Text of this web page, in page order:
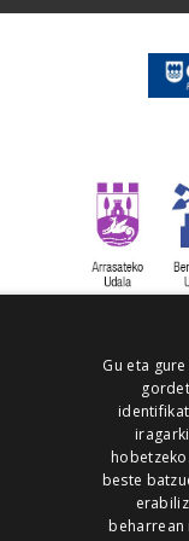
Gu eta
hobetzeko.
beste
beharrean